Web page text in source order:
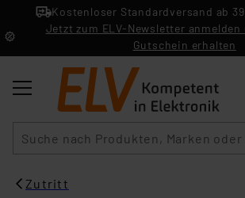
Kostenloser Standardversand ab
Jetzt zum ELV-Newsletter anmelden
Gutschein erhalten
Zutritt